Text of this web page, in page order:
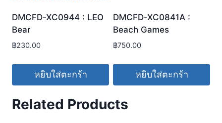
DMCFD-XC0944 : LEO
Bear
฿230.00
หยิบใส่ตะกร้า
DMCFD-XC0841A :
Beach Games
฿750.00
หยิบใส่ตะกร้า
Related Products